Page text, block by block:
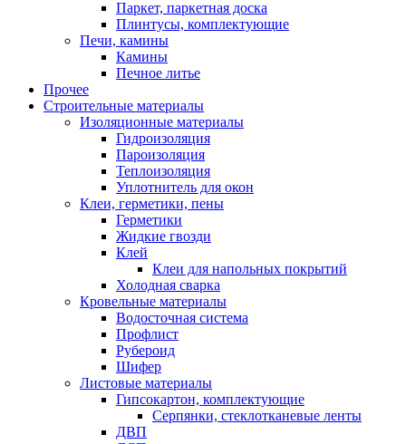
Паркет, паркетная доска
Плинтусы, комплектующие
Печи, камины
Камины
Печное литье
Прочее
Строительные материалы
Изоляционные материалы
Гидроизоляция
Пароизоляция
Теплоизоляция
Уплотнитель для окон
Клеи, герметики, пены
Герметики
Жидкие гвозди
Клей
Клеи для напольных покрытий
Холодная сварка
Кровельные материалы
Водосточная система
Профлист
Рубероид
Шифер
Листовые материалы
Гипсокартон, комплектующие
Серпянки, стеклотканевые ленты
ДВП